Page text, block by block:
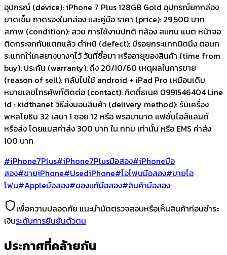
อุปกรณ์ (device): iPhone 7 Plus 128GB Gold อุปกรณ์ยกกล่อง
ขาดเข็ม ถาดรองในกล่อง และคู่มือ ราคา (price): 29,500 บาท
สภาพ (condition): สวย การใช้งานปกติ กล้อง สแกน แบต หน้าจอ
ติดกระจกกันแตกแล้ว ตำหนิ (defect): มีรอยกระแทกนิดนึง ตอนก
ระแทกใา่เคสยางบางๆไว้ วันที่ซื้อมา หรืออายุของสินค้า (time from
buy): ประกัน (warranty): ถึง 20/10/60 เหตุผลในการขาย
(reason of sell): กลับไปใช้ android + iPad Pro เหมือนเดิม
หมายเลขโทรศัพท์ติดต่อ (contact): กิตติ์ธเนศ 0991546404 Line
id : kidthanet วิธีส่งมอบสินค้า (delivery method): รับเครื่อง
พหลโยธิน 32 เสนา 1 ซอย 12 หรือ พรอมานาด แฟชั่นไอส์แลนด์
หรือส่ง โดยแมสค่าส่ง 300 บาท ใน กทม เท่านั้น หรือ EMS ค่าส่ง
100 บาท
#iPhone7Plus#iPhone7Plusมือสอง#iPhoneมือ
สอง#ขายiPhone#UsediPhone#ไอโฟนมือสอง#ขายไอ
โฟน#Appleมือสอง#ของแท้มือสอง#สินค้ามือสอง
เพื่อความปลอดภัย แนะนำนัดตรวจสอบหรือเห็นสินค้าก่อนชำระ
เงินระดับการยืนยันตัวตน
ประกาศที่คล้ายกัน